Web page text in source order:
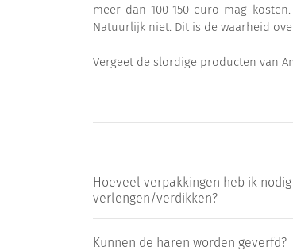
meer dan 100-150 euro mag
Natuurlijk niet. Dit is de waarheid
Vergeet de slordige producten van
Hoeveel verpakkingen heb ik
verlengen/verdikken?
Kunnen de haren worden geverfd?